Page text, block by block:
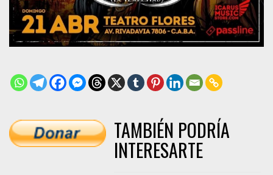
TAMBIÉN PODRÍA
INTERESARTE